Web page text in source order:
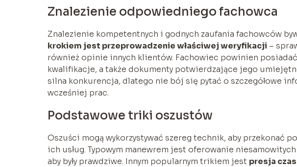
Znalezienie odpowiedniego fachowca
Znalezienie kompetentnych i godnych zaufania fachowców
krokiem jest przeprowadzenie właściwej weryfikacji –
również opinie innych klientów. Fachowiec powinien
kwalifikacje, a także dokumenty potwierdzające jego
silna konkurencja, dlatego nie bój się pytać o szczegółowe
wcześniej prac.
Podstawowe triki oszustów
Oszuści mogą wykorzystywać szereg technik, aby przekonać
ich usług. Typowym manewrem jest oferowanie
aby były prawdziwe. Innym popularnym trikiem jest presja